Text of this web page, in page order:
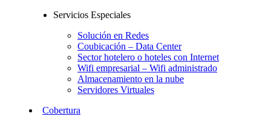
Servicios Especiales
Solución en Redes
Coubicación – Data Center
Sector hotelero o hoteles con Internet
Wifi empresarial – Wifi administrado
Almacenamiento en la nube
Servidores Virtuales
Cobertura